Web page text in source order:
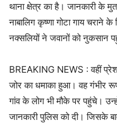
थाना क्षेत्र का है। जानकारी के
नाबालिग कृष्णा गोटा गाय
नक्सलियों ने जवानों को नुकसान
BREAKING NEWS : वहीं
जोर का धमाका हुआ। वह गंभीर
गांव के लोग भी मौके पर पहुंचे।
जानकारी पुलिस को दी। जिसके